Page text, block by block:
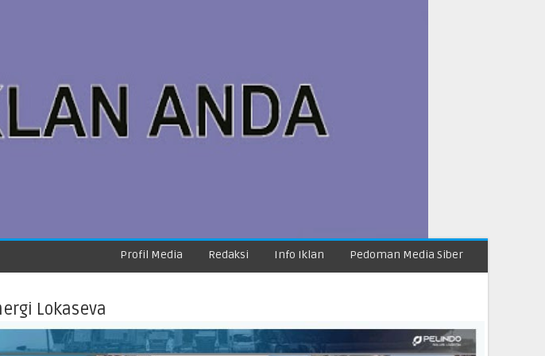
Profil Media Redaksi Info Iklan Pedoman Media Siber
Lokaseva